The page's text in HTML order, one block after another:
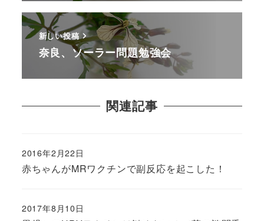
新しい投稿
奈良、ソーラー問題勉強会
関連記事
赤ちゃんがMRワクチンで副反応を起こした！
2016年2月22日
2017年8月10日